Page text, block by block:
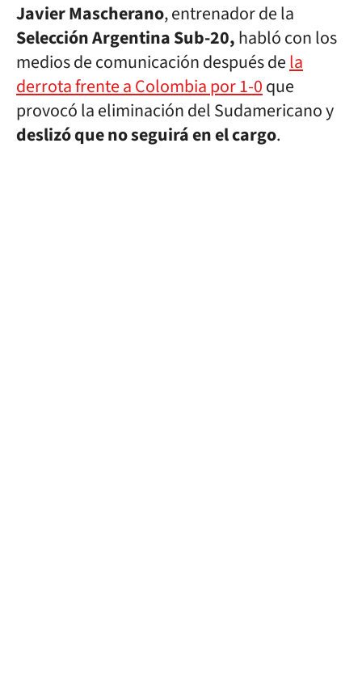
Javier Mascherano, entrenador de la
Selección Argentina Sub-20,habló con los
medios de comunicación después dela
derrota frente a Colombia por 1-0que
provocó la eliminación del Sudamericano y
deslizó que no seguirá en el cargo.